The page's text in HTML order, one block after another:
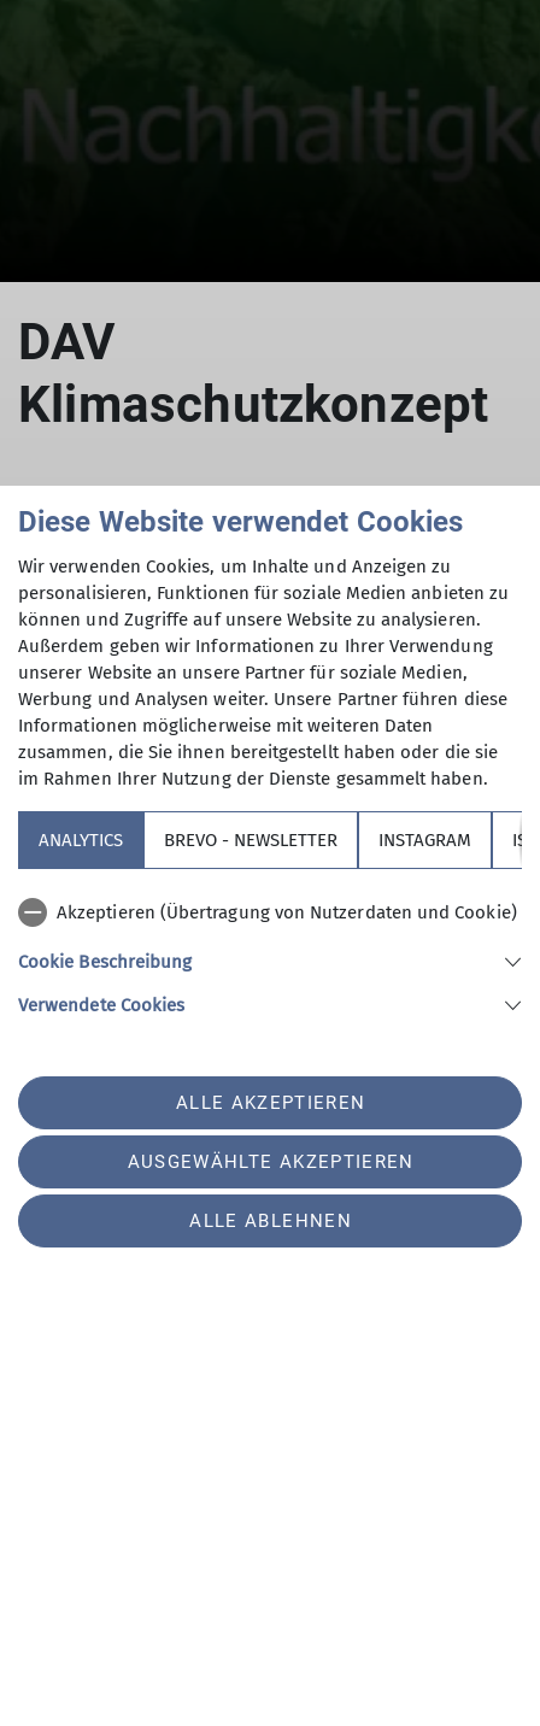
DAV
Klimaschutzkonzept
Grundlage für Klimaschutzaktivitäten
in der Sektion Augsburg
12.01.2026
Natur Aktuelles Natur
Mit dem 2021 in der Hauptversammlung
verabschiedeten Klimaschutzkonzept bekennt
sich der DAV zu seiner Verantwortung, dem
Klimawandel aktiv entgegenzutreten.
Der Klimaschutz hat im DAV eine hohe Priorität,
denn alle Aktivitäten verursachen einen CO2-
dabei dem Prinzip „Vermeiden vor Reduzieren vor
In der nächsten Ausgabe unseresalpenblick
folgt in Kürze hier] findet ihr einen Bericht über
die aktuellen Klimaschutzmaßnahmen unserer
Sektion. Das vollständigeKlimaschutzkonzept
findet ihr hier
Diese Website verwendet Cookies
Wir verwenden Cookies, um Inhalte und Anzeigen zu
personalisieren, Funktionen für soziale Medien anbieten zu
können und Zugriffe auf unsere Website zu analysieren.
Außerdem geben wir Informationen zu Ihrer Verwendung
unserer Website an unsere Partner für soziale Medien,
Werbung und Analysen weiter. Unsere Partner führen diese
Informationen möglicherweise mit weiteren Daten
zusammen, die Sie ihnen bereitgestellt haben oder die sie
im Rahmen Ihrer Nutzung der Dienste gesammelt haben.
ANALYTICS BREVO - NEWSLETTER INSTAGRAM
Akzeptieren (Übertragung von Nutzerdaten und Cookie)
Cookie Beschreibung
Verwendete Cookies
ALLE AKZEPTIEREN
AUSGEWÄHLTE AKZEPTIEREN
ALLE ABLEHNEN